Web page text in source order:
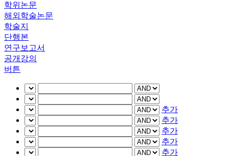
학위논문
해외학술논문
학술지
단행본
연구보고서
공개강의
버튼
추가
추가
추가
추가
추가